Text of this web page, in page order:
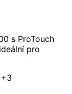
s ProTouch
pro
+3